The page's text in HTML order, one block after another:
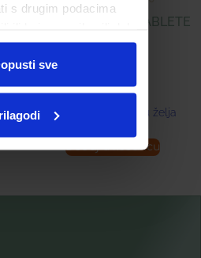
s drugim podacima
njihove usluge.
sve
C 1000 ŠUMEĆE TABLETE
Dodaj u listu želja
Dodaj u košaricu